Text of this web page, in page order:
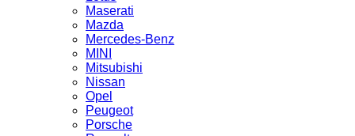
Maserati
Mazda
Mercedes-Benz
MINI
Mitsubishi
Nissan
Opel
Peugeot
Porsche